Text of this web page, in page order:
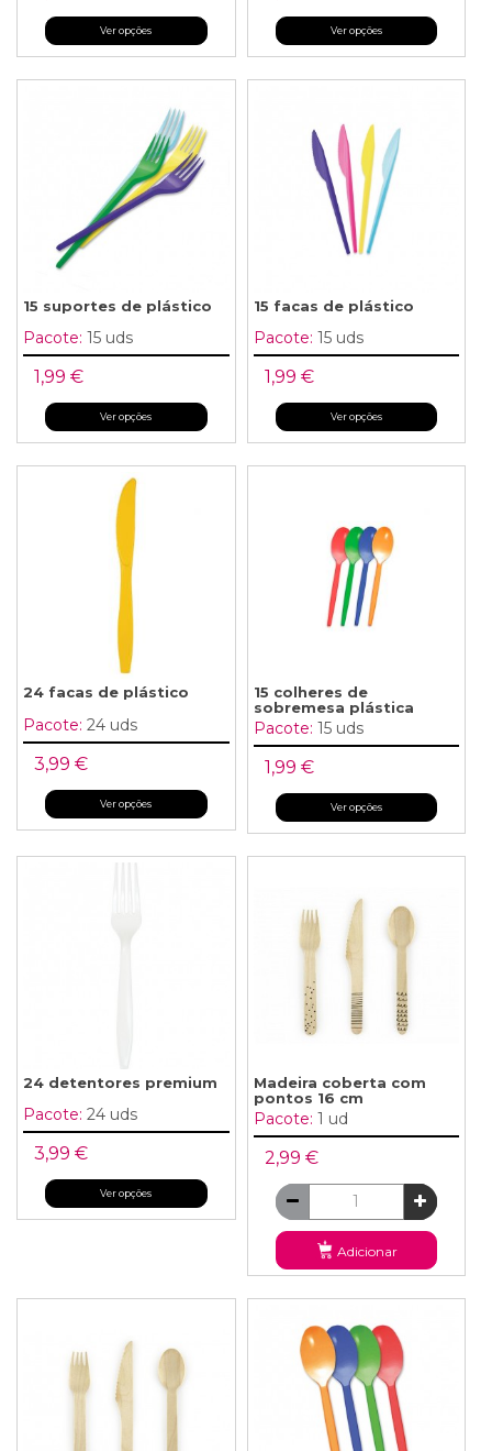
Ver opções Ver opções
15 suportes de plástico
Pacote: 15 uds
1,99 €
Ver opções
15 facas de plástico
Pacote: 15 uds
1,99 €
Ver opções
24 facas de plástico
Pacote: 24 uds
3,99 €
Ver opções
15 colheres de
sobremesa plástica
Pacote: 15 uds
1,99 €
Ver opções
24 detentores premium
Pacote: 24 uds
3,99 €
Ver opções
Madeira coberta com
pontos 16 cm
Pacote: 1 ud
2,99 €
Adicionar